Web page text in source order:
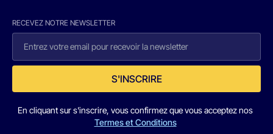
RECEVEZ NOTRE NEWSLETTER
S'INSCRIRE
En cliquant sur s'inscrire, vous confirmez que vous acceptez nos
Termes et Conditions